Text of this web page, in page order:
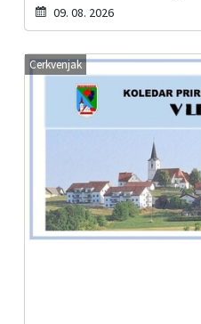
09. 08. 2026
Cerkvenjak